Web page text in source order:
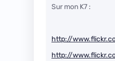
Sur mon K7 :
http://
http://